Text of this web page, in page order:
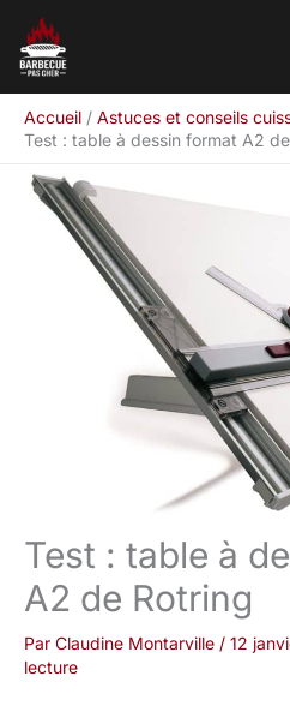
contenu
Accueil
Astuces et conseils
Test : table à dessin format A2
Test : table à
A2 de Rotring
Par Claudine Montarville / 12
lecture
Rechercher